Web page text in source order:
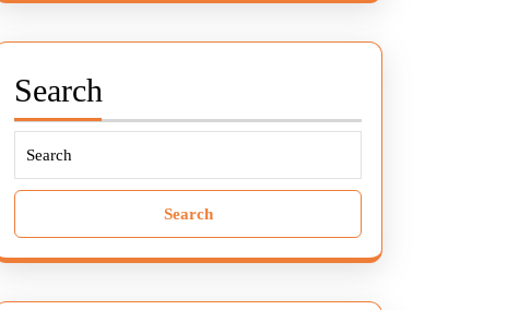
Search
Search